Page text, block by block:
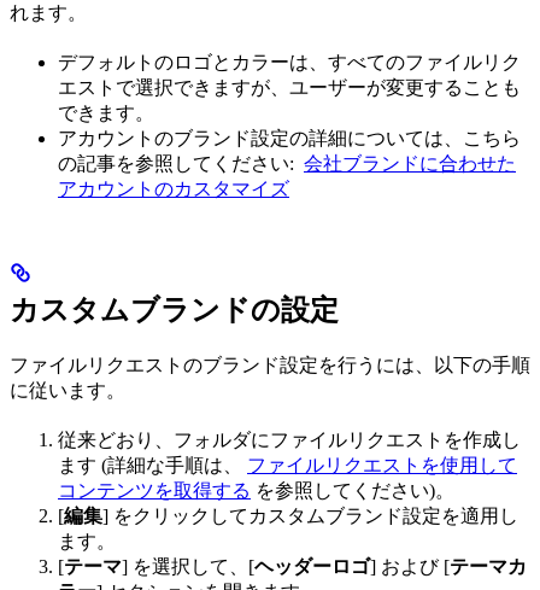
れます。
デフォルトのロゴとカラーは、すべてのファイルリク
エストで選択できますが、ユーザーが変更することも
できます。
アカウントのブランド設定の詳細については、こちら
の記事を参照してください: 会社ブランドに合わせた
アカウントのカスタマイズ
カスタムブランドの設定
ファイルリクエストのブランド設定を行うには、以下の手順
に従います。
従来どおり、フォルダにファイルリクエストを作成し
ます (詳細な手順は、 ファイルリクエストを使用して
コンテンツを取得する を参照してください)。
[編集] をクリックしてカスタムブランド設定を適用し
ます。
[テーマ] を選択して、[ヘッダーロゴ] および [テーマカ